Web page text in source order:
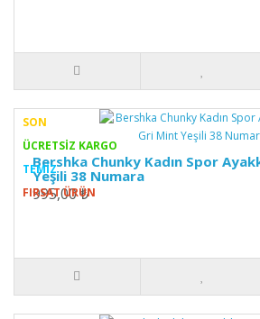
SON
ÜCRETSİZ KARGO
TEMIZ
FIRSAT ÜRÜN
Bershka Chunky Kadın Spor
Yeşili 38 Numara
995,00 ₺